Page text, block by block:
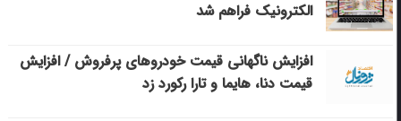
الکترونیک فراهم شد
افزایش ناگهانی قیمت خودروهای پرفروش / افزایش
قیمت دنا، هایما و تارا رکورد زد